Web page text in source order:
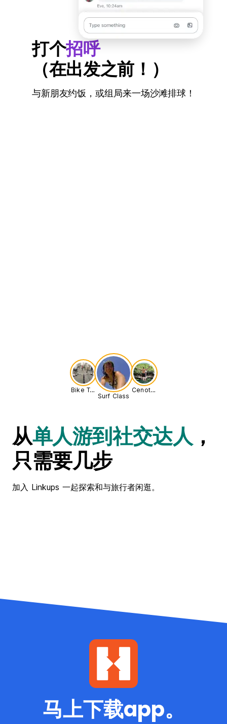
打个招呼
（在出发之前！）
与新朋友约饭，或组局来一场沙滩排球！
Bike Tour
Surf Class
Cenote Adventure
从单人游到社交达人，
只需要几步
加入 Linkups 一起探索和与旅行者闲逛。
马上下载app。